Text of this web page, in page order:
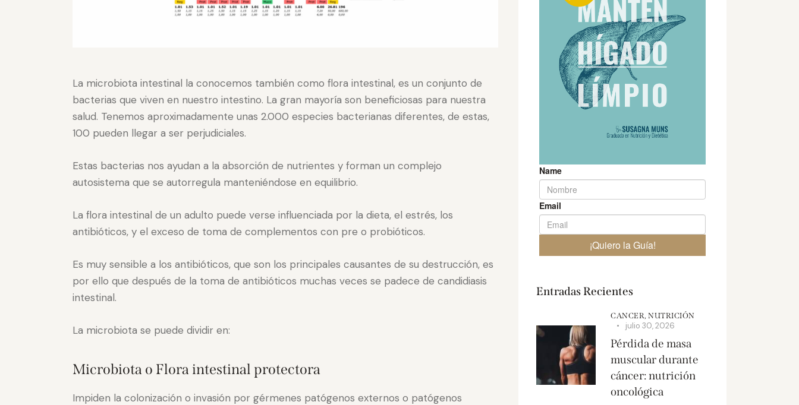
La microbiota intestinal la conocemos también como flora intestinal, es un conjunto de
bacterias que viven en nuestro intestino. La gran mayoría son beneficiosas para nuestra
salud. Tenemos aproximadamente unas 2.000 especies bacterianas diferentes, de estas,
100 pueden llegar a ser perjudiciales.
Estas bacterias nos ayudan a la absorción de nutrientes y forman un complejo
autosistema que se autorregula manteniéndose en equilibrio.
La flora intestinal de un adulto puede verse influenciada por la dieta, el estrés, los
antibióticos, y el exceso de toma de complementos con pre o probióticos.
Es muy sensible a los antibióticos, que son los principales causantes de su destrucción, es
por ello que después de la toma de antibióticos muchas veces se padece de candidiasis
intestinal.
La microbiota se puede dividir en:
Microbiota o Flora intestinal protectora
Impiden la colonización o invasión por gérmenes patógenos externos o patógenos
Entradas Recientes
CANCER,NUTRICIÓN
julio 30, 2026
Pérdida de masa
muscular durante
cáncer: nutrición
oncológica